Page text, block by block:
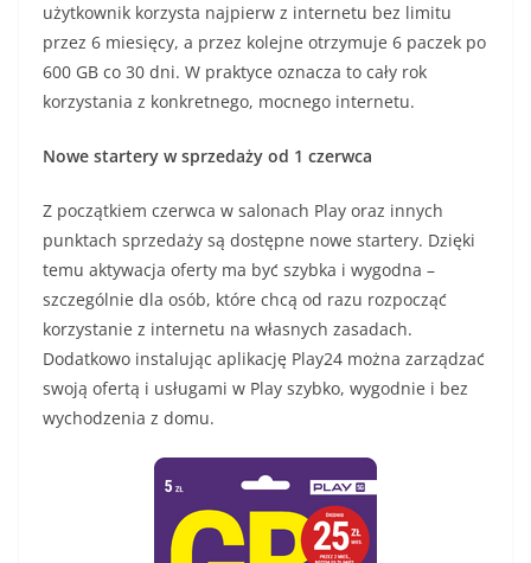
użytkownik korzysta najpierw z internetu bez limitu
przez 6 miesięcy, a przez kolejne otrzymuje 6 paczek po
600 GB co 30 dni. W praktyce oznacza to cały rok
korzystania z konkretnego, mocnego internetu.
Nowe startery w sprzedaży od 1 czerwca
Z początkiem czerwca w salonach Play oraz innych
punktach sprzedaży są dostępne nowe startery. Dzięki
temu aktywacja oferty ma być szybka i wygodna –
szczególnie dla osób, które chcą od razu rozpocząć
korzystanie z internetu na własnych zasadach.
Dodatkowo instalując aplikację Play24 można zarządzać
swoją ofertą i usługami w Play szybko, wygodnie i bez
wychodzenia z domu.